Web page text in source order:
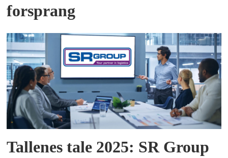
forsprang
Tallenes tale 2025: SR Group